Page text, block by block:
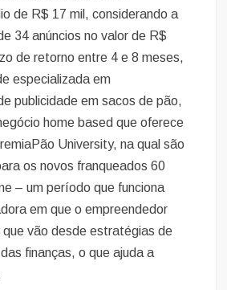
de R$ 17 mil, considerando a
34 anúncios no valor de R$
de retorno entre 4 e 8 meses,
especializada em
publicidade em sacos de pão,
home based que oferece
University, na qual são
os novos franqueados 60
– um período que funciona
em que o empreendedor
vão desde estratégias de
finanças, o que ajuda a